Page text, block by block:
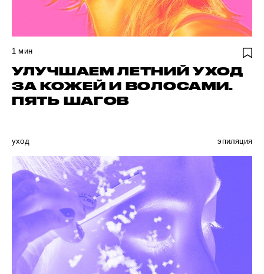
1 мин
УЛУЧШАЕМ ЛЕТНИЙ УХОД
ЗА КОЖЕЙ И ВОЛОСАМИ.
ПЯТЬ ШАГОВ
уход эпиляция